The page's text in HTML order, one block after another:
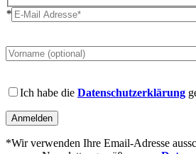
*
leave
empty.
leave
field
Ich habe die Datenschutzerklärung
*Wir verwenden Ihre Email-Adresse